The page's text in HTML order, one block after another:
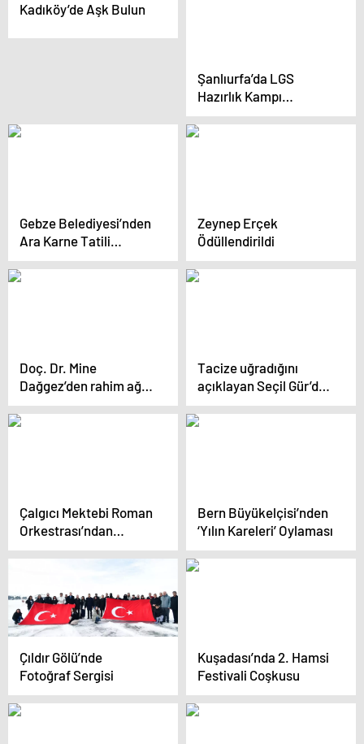
Kadıköy’de Aşk Bulun
Şanlıurfa’da LGS
Hazırlık Kampı
Düzenlendi
Gebze Belediyesi’nden
Ara Karne Tatili
Etkinlikleri
Zeynep Erçek
Ödüllendirildi
Doç. Dr. Mine
Dağgez’den rahim ağzı
kanserine dair uyarılar
Tacize uğradığını
açıklayan Seçil Gür’den
yeni hamle!
Çalgıcı Mektebi Roman
Orkestrası’ndan
Unutulmaz Konser
Bern Büyükelçisi’nden
‘Yılın Kareleri’ Oylaması
Çıldır Gölü’nde
Fotoğraf Sergisi
Kuşadası’nda 2. Hamsi
Festivali Coşkusu